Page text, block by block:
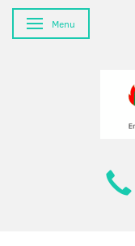
Skifte navigation
Menu